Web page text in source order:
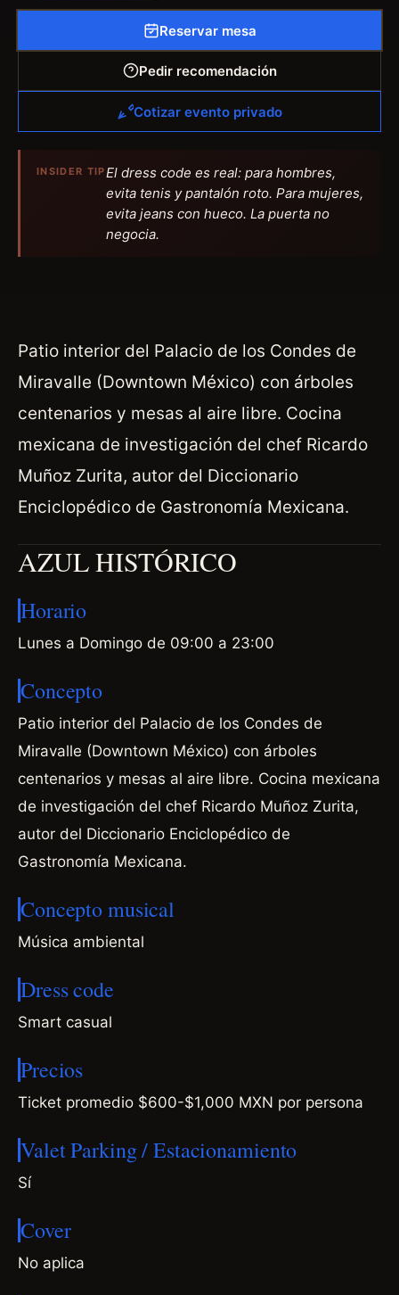
Reservar mesa
Pedir recomendación
Cotizar evento privado
INSIDER TIPEl dress code es real: para hombres,
evita tenis y pantalón roto. Para mujeres,
evita jeans con hueco. La puerta no
negocia.
Patio interior del Palacio de los Condes de
Miravalle (Downtown México) con árboles
centenarios y mesas al aire libre. Cocina
mexicana de investigación del chef Ricardo
Muñoz Zurita, autor del Diccionario
Enciclopédico de Gastronomía Mexicana.
AZUL HISTÓRICO
Horario
Lunes a Domingo de 09:00 a 23:00
Concepto
Patio interior del Palacio de los Condes de
Miravalle (Downtown México) con árboles
centenarios y mesas al aire libre. Cocina mexicana
de investigación del chef Ricardo Muñoz Zurita,
autor del Diccionario Enciclopédico de
Gastronomía Mexicana.
Concepto musical
Música ambiental
Dress code
Smart casual
Precios
Ticket promedio $600-$1,000 MXN por persona
Valet Parking / Estacionamiento
Sí
Cover
No aplica